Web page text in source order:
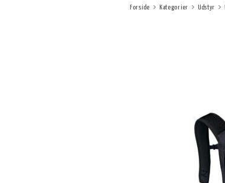
Forside Kategorier Udstyr